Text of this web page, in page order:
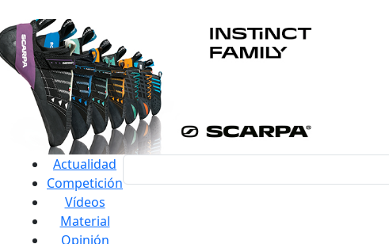
Actualidad
Competición
Vídeos
Material
Opinión